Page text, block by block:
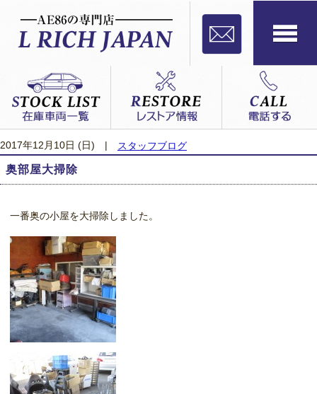
2017年12月10日 (日) スタッフブログ
奥部屋大掃除
一番奥の小屋を大掃除しました。